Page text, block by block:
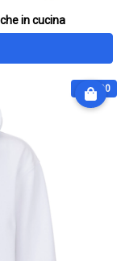
in cucina
€ 64.90